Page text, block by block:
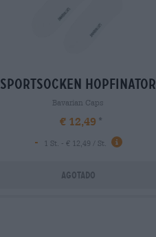
sportsocken hopfinator
Bavarian Caps
€ 12,49
-
1 St. - € 12,49 / St.
Agotado